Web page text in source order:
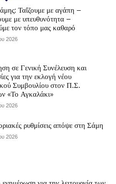
Ταΐζουμε με αγάπη –
με υπευθυνότητα –
τον τόπο μας καθαρό
2026
σε Γενική Συνέλευση και
για την εκλογή νέου
Συμβουλίου στον Π.Σ.
«Το Αγκαλάκι»
2026
ρυθμίσεις απόψε στη Σάμη
2026